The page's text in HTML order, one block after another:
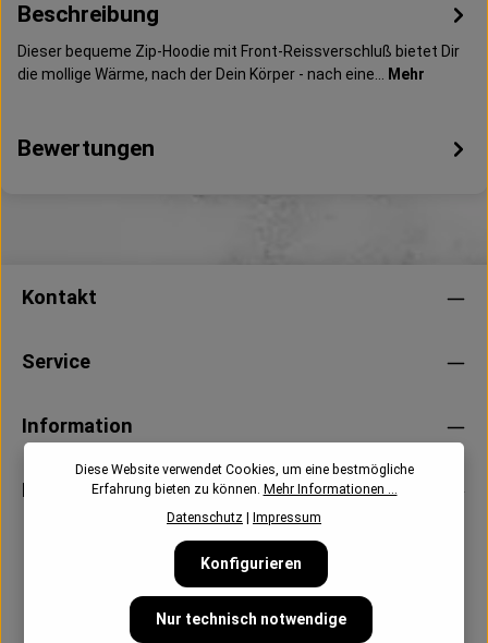
Beschreibung
Dieser bequeme Zip-Hoodie mit Front-Reissverschluß bietet Dir
die mollige Wärme, nach der Dein Körper - nach eine… Mehr
Bewertungen
Kontakt
Service
Information
Newsletter
Diese Website verwendet Cookies, um eine bestmögliche
Erfahrung bieten zu können. Mehr Informationen ...
Datenschutz
Impressum
Nur technisch notwendige
Konfigurieren